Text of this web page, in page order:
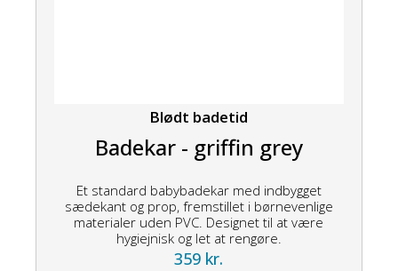
Blødt badetid
Badekar - griffin grey
Et standard babybadekar med indbygget
sædekant og prop, fremstillet i børnevenlige
materialer uden PVC. Designet til at være
hygiejnisk og let at rengøre.
359 kr.